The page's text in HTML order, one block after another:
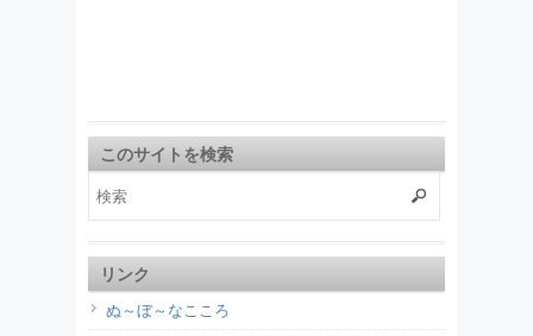
このサイトを検索
リンク
ぬ～ぼ～なこころ